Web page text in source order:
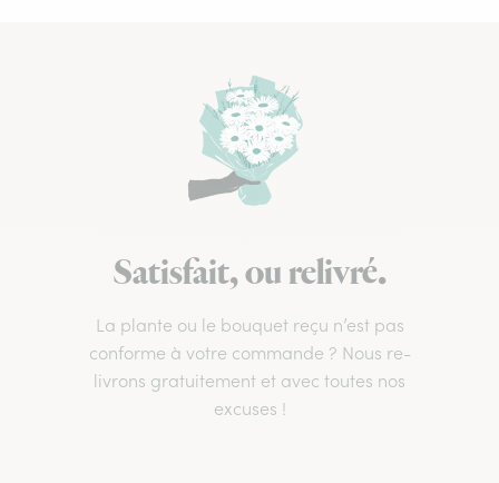
Satisfait, ou relivré.
La plante ou le bouquet reçu n’est pas
conforme à votre commande ? Nous re-
livrons gratuitement et avec toutes nos
excuses !